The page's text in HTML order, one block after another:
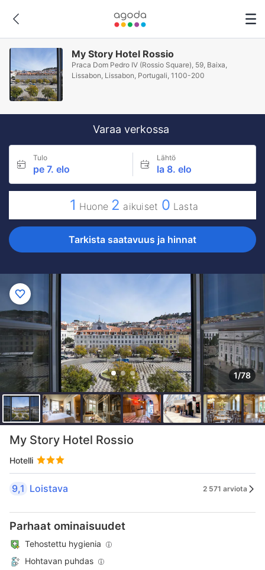
My Story Hotel Rossio
Praca Dom Pedro IV (Rossio Square), 59, Baixa,
Lissabon, Lissabon, Portugali, 1100-200
Varaa verkossa
Tulo
pe 7. elo
Lähtö
la 8. elo
1 Huone 2 aikuiset 0 Lasta
Tarkista saatavuus ja hinnat
1/78
My Story Hotel Rossio
Hotelli
9,1 Loistava 2 571 arviota
Parhaat ominaisuudet
Tehostettu hygienia
Hohtavan puhdas